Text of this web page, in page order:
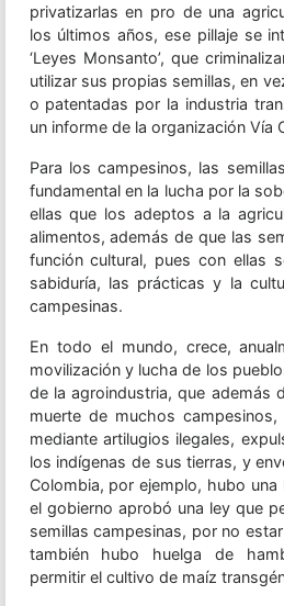
privatizarlas en pro de una
los últimos años, ese pillaje se
‘Leyes Monsanto’, que
utilizar sus propias semillas, en
o patentadas por la industria
un informe de la organización Vía
Para los campesinos, las
fundamental en la lucha por la
ellas que los adeptos a la
alimentos, además de que las
función cultural, pues con ellas
sabiduría, las prácticas y la
campesinas.
En todo el mundo, crece,
movilización y lucha de los
de la agroindustria, que además
muerte de muchos
mediante artilugios ilegales,
los indígenas de sus tierras, y
Colombia, por ejemplo, hubo una
el gobierno aprobó una ley que
semillas campesinas, por no
también hubo huelga de
permitir el cultivo de maíz